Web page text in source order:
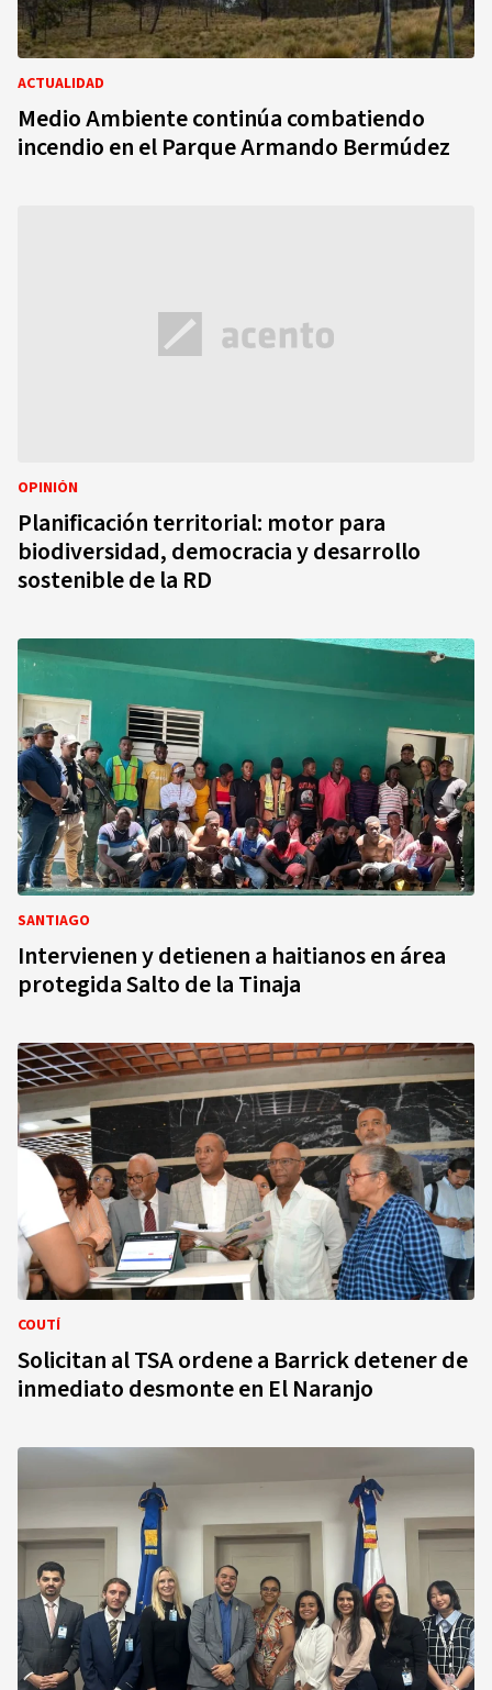
ACTUALIDAD
Medio Ambiente continúa combatiendo
incendio en el Parque Armando Bermúdez
OPINIÓN
Planificación territorial: motor para
biodiversidad, democracia y desarrollo
sostenible de la RD
SANTIAGO
Intervienen y detienen a haitianos en área
protegida Salto de la Tinaja
COUTÍ
Solicitan al TSA ordene a Barrick detener de
inmediato desmonte en El Naranjo